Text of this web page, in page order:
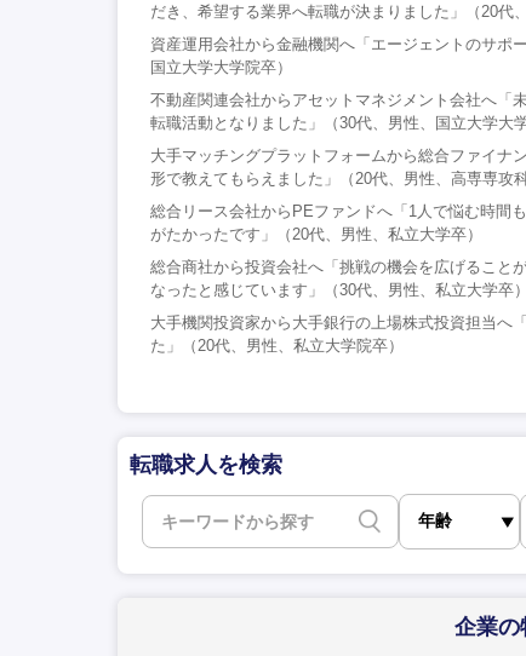
だき、希望する業界へ転職が決まりました」（20代
資産運用会社から金融機関へ「エージェントのサポ
国立大学大学院卒）
不動産関連会社からアセットマネジメント会社へ「
転職活動となりました」（30代、男性、国立大学大学
大手マッチングプラットフォームから総合ファイナ
形で教えてもらえました」（20代、男性、高専専攻科
総合リース会社からPEファンドへ「1人で悩む時間
がたかったです」（20代、男性、私立大学卒）
総合商社から投資会社へ「挑戦の機会を広げること
なったと感じています」（30代、男性、私立大学卒）
大手機関投資家から大手銀行の上場株式投資担当へ
た」（20代、男性、私立大学院卒）
転職求人を検索
企業の